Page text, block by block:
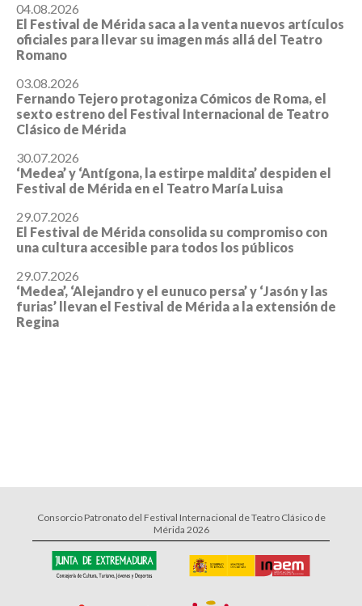
04.08.2026
El Festival de Mérida saca a la venta nuevos artículos
oficiales para llevar su imagen más allá del Teatro
Romano
03.08.2026
Fernando Tejero protagoniza Cómicos de Roma, el
sexto estreno del Festival Internacional de Teatro
Clásico de Mérida
30.07.2026
‘Medea’ y ‘Antígona, la estirpe maldita’ despiden el
Festival de Mérida en el Teatro María Luisa
29.07.2026
El Festival de Mérida consolida su compromiso con
una cultura accesible para todos los públicos
29.07.2026
‘Medea’, ‘Alejandro y el eunuco persa’ y ‘Jasón y las
furias’ llevan el Festival de Mérida a la extensión de
Regina
Consorcio Patronato del Festival Internacional de Teatro Clásico de
Mérida 2026